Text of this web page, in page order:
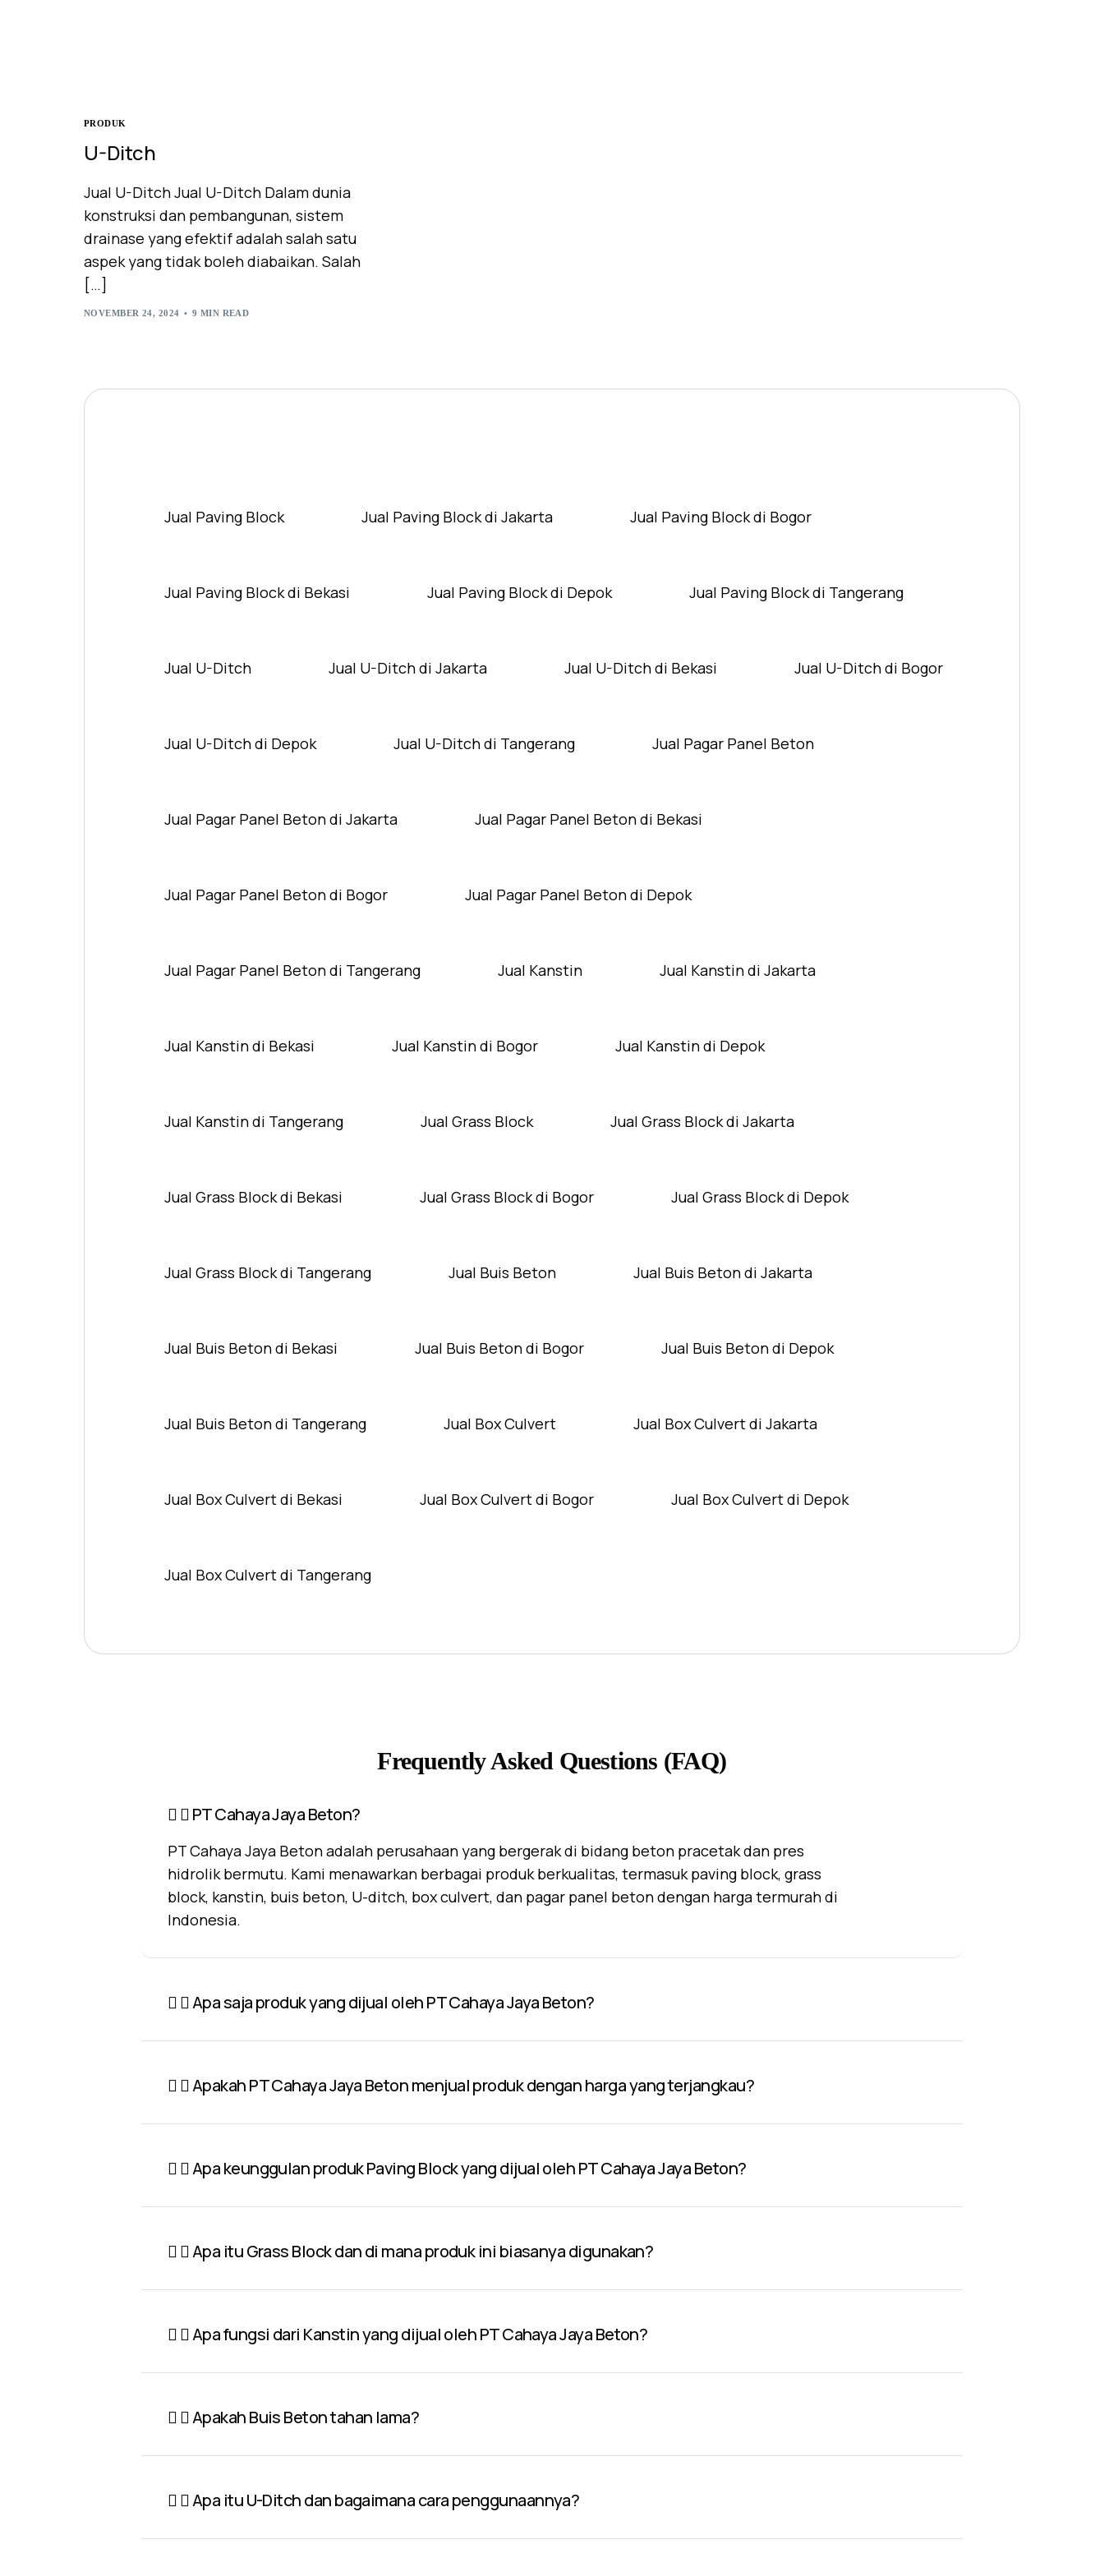
PRODUK
U-Ditch
Jual U-Ditch Jual U-Ditch Dalam dunia
konstruksi dan pembangunan, sistem
drainase yang efektif adalah salah satu
aspek yang tidak boleh diabaikan. Salah
[…]
NOVEMBER 24, 2024 9 MIN READ
Jual Paving Block Jual Paving Block di Jakarta Jual Paving Block di Bogor
Jual Paving Block di Bekasi Jual Paving Block di Depok Jual Paving Block di Tangerang
Jual U-Ditch Jual U-Ditch di Jakarta Jual U-Ditch di Bekasi Jual U-Ditch di Bogor
Jual U-Ditch di Depok Jual U-Ditch di Tangerang Jual Pagar Panel Beton
Jual Pagar Panel Beton di Jakarta Jual Pagar Panel Beton di Bekasi
Jual Pagar Panel Beton di Bogor Jual Pagar Panel Beton di Depok
Jual Pagar Panel Beton di Tangerang Jual Kanstin Jual Kanstin di Jakarta
Jual Kanstin di Bekasi Jual Kanstin di Bogor Jual Kanstin di Depok
Jual Kanstin di Tangerang Jual Grass Block Jual Grass Block di Jakarta
Jual Grass Block di Bekasi Jual Grass Block di Bogor Jual Grass Block di Depok
Jual Grass Block di Tangerang Jual Buis Beton Jual Buis Beton di Jakarta
Jual Buis Beton di Bekasi Jual Buis Beton di Bogor Jual Buis Beton di Depok
Jual Buis Beton di Tangerang Jual Box Culvert Jual Box Culvert di Jakarta
Jual Box Culvert di Bekasi Jual Box Culvert di Bogor Jual Box Culvert di Depok
Jual Box Culvert di Tangerang
Frequently Asked Questions (FAQ)
PT Cahaya Jaya Beton?
PT Cahaya Jaya Beton adalah perusahaan yang bergerak di bidang beton pracetak dan pres
hidrolik bermutu. Kami menawarkan berbagai produk berkualitas, termasuk paving block, grass
block, kanstin, buis beton, U-ditch, box culvert, dan pagar panel beton dengan harga termurah di
Indonesia.
Apa saja produk yang dijual oleh PT Cahaya Jaya Beton?
Apakah PT Cahaya Jaya Beton menjual produk dengan harga yang terjangkau?
Apa keunggulan produk Paving Block yang dijual oleh PT Cahaya Jaya Beton?
Apa itu Grass Block dan di mana produk ini biasanya digunakan?
Apa fungsi dari Kanstin yang dijual oleh PT Cahaya Jaya Beton?
Apakah Buis Beton tahan lama?
Apa itu U-Ditch dan bagaimana cara penggunaannya?